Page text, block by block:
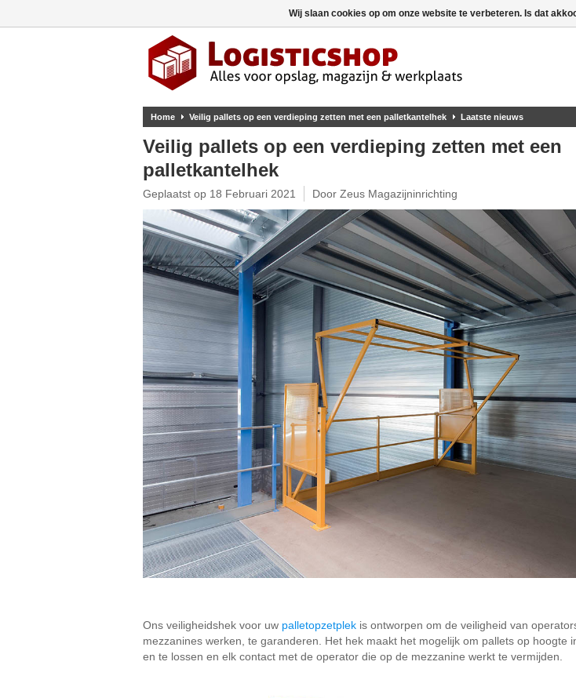
Home Veilig pallets op een verdieping zetten met een palletkantelhek Laatste nieuws
Veilig pallets op een verdieping zetten met een
palletkantelhek
Geplaatst op 18 Februari 2021 Door Zeus Magazijninrichting
Ons veiligheidshek voor uw palletopzetplek is ontworpen om de veiligheid van
mezzanines werken, te garanderen. Het hek maakt het mogelijk om pallets op hoogte
en te lossen en elk contact met de operator die op de mezzanine werkt te vermijden.
Wij slaan cookies op om onze website te verbeteren. Is dat